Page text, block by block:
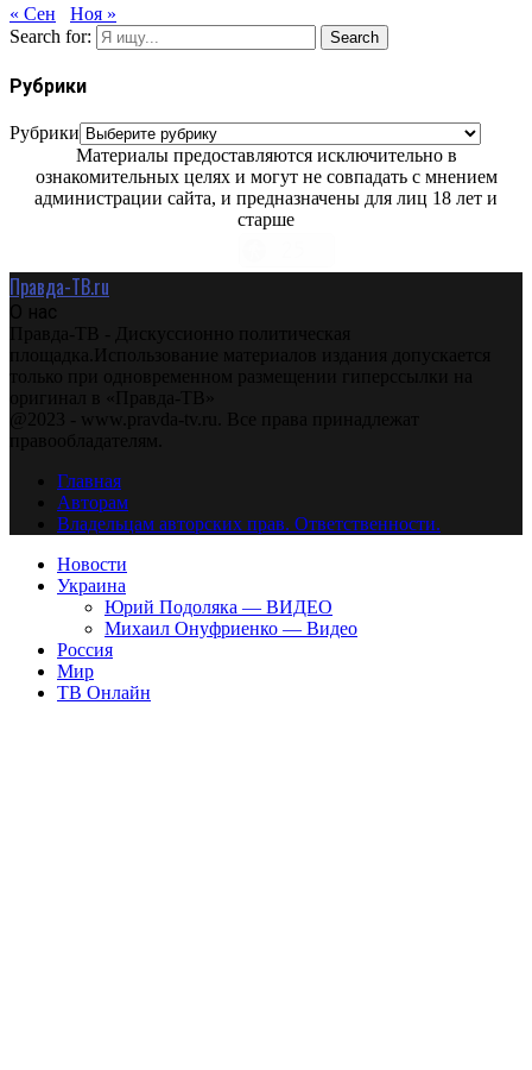
« Сен
Ноя »
Search for:
Search
Рубрики
Рубрики
Материалы предоставляются исключительно в
ознакомительных целях и могут не совпадать с мнением
администрации сайта, и предназначены для лиц 18 лет и
старше
Правда-ТВ.ru
О нас
Правда-ТВ - Дискуссионно политическая
площадка.Использование материалов издания допускается
только при одновременном размещении гиперссылки на
оригинал в «Правда-ТВ»
@2023 - www.pravda-tv.ru. Все права принадлежат
правообладателям.
Главная
Авторам
Владельцам авторских прав. Ответственности.
Новости
Украина
Юрий Подоляка — ВИДЕО
Михаил Онуфриенко — Видео
Россия
Мир
ТВ Онлайн